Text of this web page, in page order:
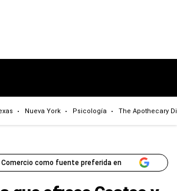
Nueva York Psicología The Apothecary
Comercio como fuente preferida en